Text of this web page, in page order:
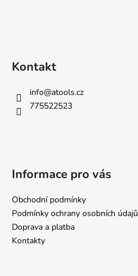
Kontakt
info@atools.cz
775522523
Informace pro vás
Obchodní podmínky
Podmínky ochrany osobních údajů
Doprava a platba
Kontakty